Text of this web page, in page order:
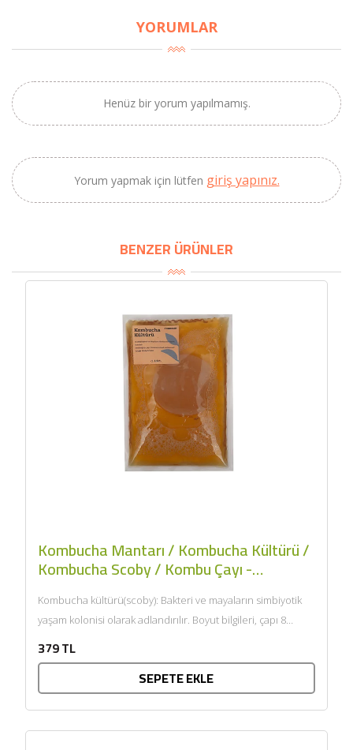
YORUMLAR
Henüz bir yorum yapılmamış.
Yorum yapmak için lütfen giriş yapınız.
BENZER ÜRÜNLER
Kombucha Mantarı / Kombucha Kültürü /
Kombucha Scoby / Kombu Çayı -
Kombucha kültürü(scoby): Bakteri ve mayaların simbiyotik
yaşam kolonisi olarak adlandırılır. Boyut bilgileri, çapı 8
379 TL
SEPETE EKLE
BU HAFTANIN PLANLI İNDİRİMİ
2690,00 TL
Kaan Olgun Hasat
Zeytinyağı (5lt, Soğuk
Sıkım) - Bilgem
Zeytincilik
SEPETE EKLE